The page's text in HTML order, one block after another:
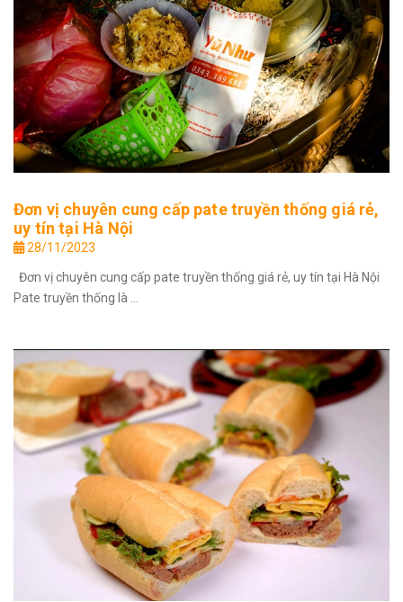
Đơn vị chuyên cung cấp pate truyền thống giá rẻ,
uy tín tại Hà Nội
28/11/2023
Đơn vị chuyên cung cấp pate truyền thống giá rẻ, uy tín tại Hà Nội
Pate truyền thống là ...